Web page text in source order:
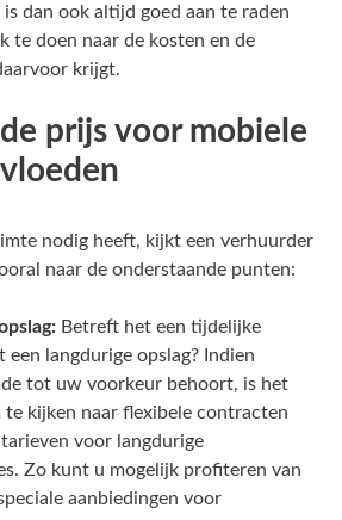
dan ook altijd goed aan te raden
te doen naar de kosten en de
krijgt.
prijs voor mobiele
nodig heeft, kijkt een verhuurder
naar de onderstaande punten:
Betreft het een tijdelijke
een langdurige opslag? Indien
tot uw voorkeur behoort, is het
te kijken naar flexibele contracten
voor langdurige
Zo kunt u mogelijk profiteren van
aanbiedingen voor